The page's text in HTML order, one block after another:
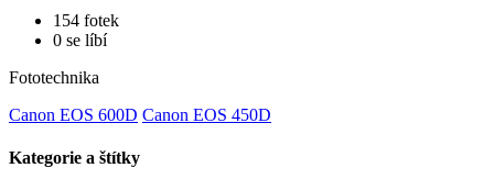
154 fotek
0 se líbí
Fototechnika
Canon EOS 600D Canon EOS 450D
Kategorie a štítky